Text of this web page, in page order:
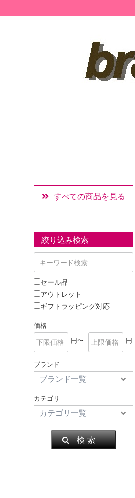
すべての商品を見る
絞り込み検索
セール品
アウトレット
ギフトラッピング対応
価格
円〜
円
ブランド
カテゴリ
検 索